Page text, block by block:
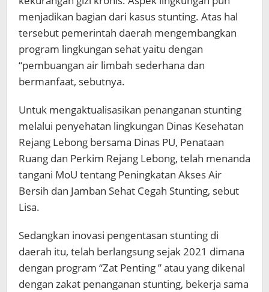
menjadikan bagian dari kasus stunting. Atas hal
tersebut pemerintah daerah mengembangkan
program lingkungan sehat yaitu dengan
“pembuangan air limbah sederhana dan
bermanfaat, sebutnya.
Untuk mengaktualisasikan penanganan stunting
melalui penyehatan lingkungan Dinas Kesehatan
Rejang Lebong bersama Dinas PU, Penataan
Ruang dan Perkim Rejang Lebong, telah menanda
tangani MoU tentang Peningkatan Akses Air
Bersih dan Jamban Sehat Cegah Stunting, sebut
Lisa.
Sedangkan inovasi pengentasan stunting di
daerah itu, telah berlangsung sejak 2021 dimana
dengan program “Zat Penting ” atau yang dikenal
dengan zakat penanganan stunting, bekerja sama